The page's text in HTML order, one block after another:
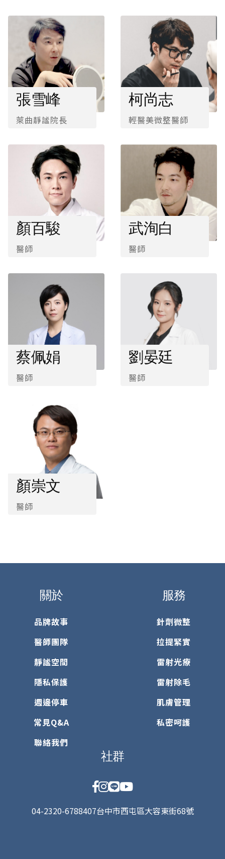
張雪峰
萊曲靜謐院長
柯尚志
輕醫美微整醫師
顏百駿
醫師
武洵白
醫師
蔡佩娟
醫師
劉晏廷
醫師
顏崇文
醫師
關於
品牌故事
醫師團隊
靜謐空間
隱私保護
週邊停車
常見Q&A
聯絡我們
服務
針劑微整
拉提緊實
雷射光療
雷射除毛
肌膚管理
私密呵護
社群
04-2320-6788407台中市西屯區大容東街68號